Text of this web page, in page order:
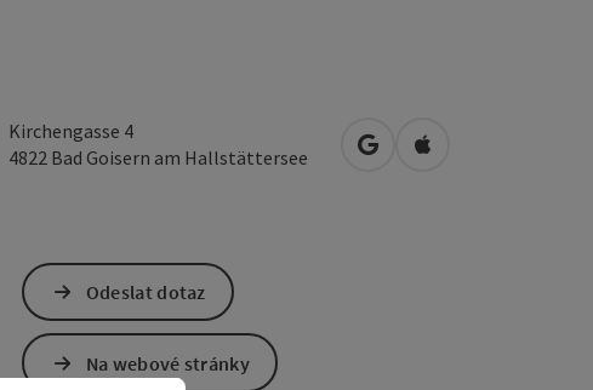
Kirchengasse 4
4822 Bad Goisern am Hallstättersee Otevřít v Mapách Google
Otevřít v Mapách
Odeslat dotaz
Na webové stránky